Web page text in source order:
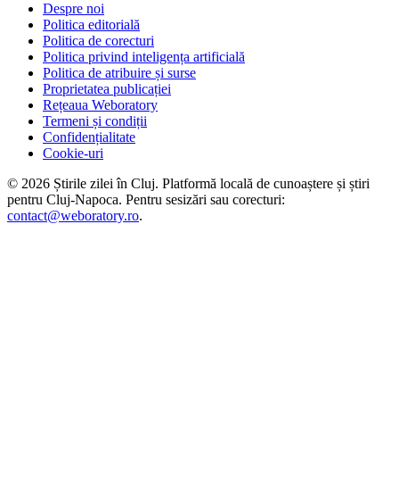
Despre noi
Politica editorială
Politica de corecturi
Politica privind inteligența artificială
Politica de atribuire și surse
Proprietatea publicației
Rețeaua Weboratory
Termeni și condiții
Confidențialitate
Cookie-uri
© 2026 Știrile zilei în Cluj. Platformă locală de cunoaștere și știri
pentru Cluj-Napoca. Pentru sesizări sau corecturi:
contact@weboratory.ro.